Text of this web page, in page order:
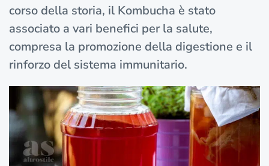
corso della storia, il Kombucha è stato
associato a vari benefici per la salute,
compresa la promozione della digestione e il
rinforzo del sistema immunitario.